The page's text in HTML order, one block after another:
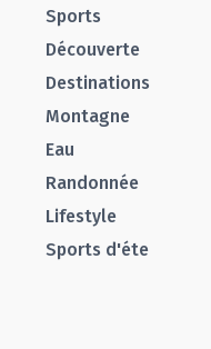
Sports
Découverte
Destinations
Montagne
Eau
Randonnée
Lifestyle
Sports d'éte